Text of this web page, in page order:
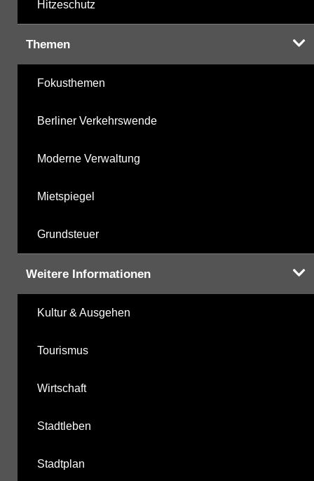
Hitzeschutz
Themen
Fokusthemen
Berliner Verkehrswende
Moderne Verwaltung
Mietspiegel
Grundsteuer
Weitere Informationen
Kultur & Ausgehen
Tourismus
Wirtschaft
Stadtleben
Stadtplan